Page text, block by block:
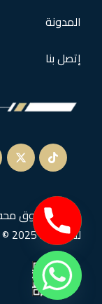
المدونة
إتصل بنا
جميع الحقوق
للمحاماة 2025 ©